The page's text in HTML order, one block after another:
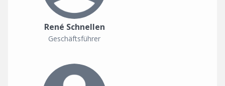
René Schnellen
Geschäftsführer